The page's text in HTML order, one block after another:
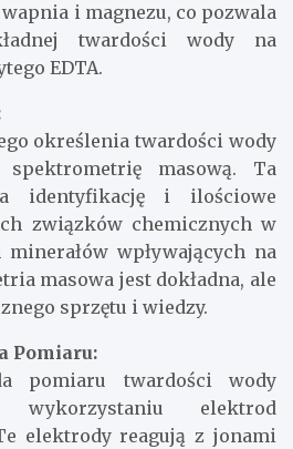
i magnezu, co pozwala
twardości wody na
EDTA.
określenia twardości wody
spektrometrię masową. Ta
identyfikację i ilościowe
związków chemicznych w
wpływających na
masowa jest dokładna, ale
sprzętu i wiedzy.
Pomiaru:
pomiaru twardości wody
elektrod
elektrody reagują z jonami